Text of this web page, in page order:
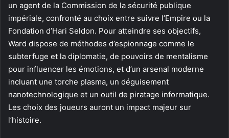
un agent de la Commission de la sécurité publique
impériale, confronté au choix entre suivre l’Empire ou la
Fondation d’Hari Seldon. Pour atteindre ses objectifs,
Ward dispose de méthodes d’espionnage comme le
subterfuge et la diplomatie, de pouvoirs de mentalisme
pour influencer les émotions, et d’un arsenal moderne
incluant une torche plasma, un déguisement
nanotechnologique et un outil de piratage informatique.
Les choix des joueurs auront un impact majeur sur
l’histoire.